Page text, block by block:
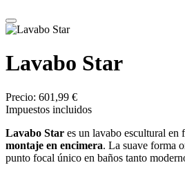
Lavabo Star
Precio: 601,99 €
Impuestos incluidos
Lavabo Star es un lavabo escultural en
montaje en encimera. La suave forma
punto focal único en baños tanto